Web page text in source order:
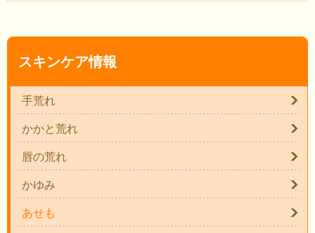
スキンケア情報
手荒れ
かかと荒れ
唇の荒れ
かゆみ
あせも